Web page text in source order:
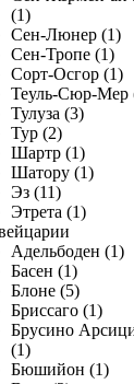
(1)
Сен-Люнер (1)
Сен-Тропе (1)
Сорт-Осгор (1)
Теуль-Сюр-Мер
Тулуза (3)
Тур (2)
Шартр (1)
Шатору (1)
Эз (11)
Этрета (1)
Адельбоден (1)
Басен (1)
Блоне (5)
Бриссаго (1)
Брусино
(1)
Бюшийон (1)